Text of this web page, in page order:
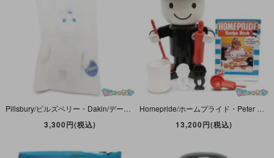
3,300円(税込) 13,200円(税込)